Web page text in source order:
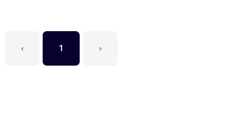
‹ 1 ›